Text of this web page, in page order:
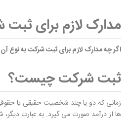
مدارک لازم برای
اگر چه مدارک لازم برای ثبت شرکت به نوع
ثبت شرکت چیست؟
زمانی که دو یا چند شخصیت حقیقی یا
ها از درآمد صورت می گیرد. به عبارت